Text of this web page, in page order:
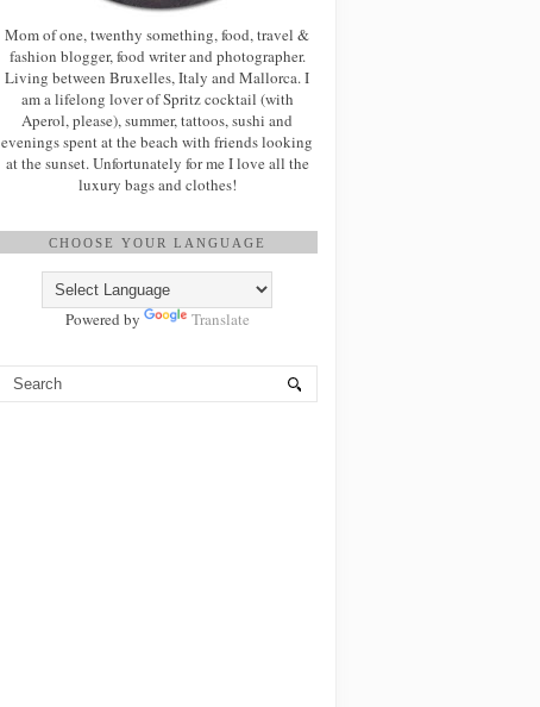
Mom of one, twenthy something, food, travel &
fashion blogger, food writer and photographer.
Living between Bruxelles, Italy and Mallorca. I
am a lifelong lover of Spritz cocktail (with
Aperol, please), summer, tattoos, sushi and
evenings spent at the beach with friends looking
at the sunset. Unfortunately for me I love all the
luxury bags and clothes!
CHOOSE YOUR LANGUAGE
Powered by Translate